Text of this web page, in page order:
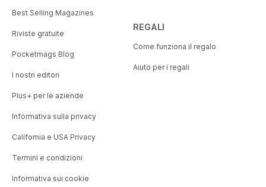
Best Selling Magazines
Riviste gratuite
Pocketmags Blog
I nostri editori
Plus+ per le aziende
Informativa sulla privacy
California e USA Privacy
Termini e condizioni
Informativa sui cookie
REGALI
Come funziona il regalo
Aiuto per i regali